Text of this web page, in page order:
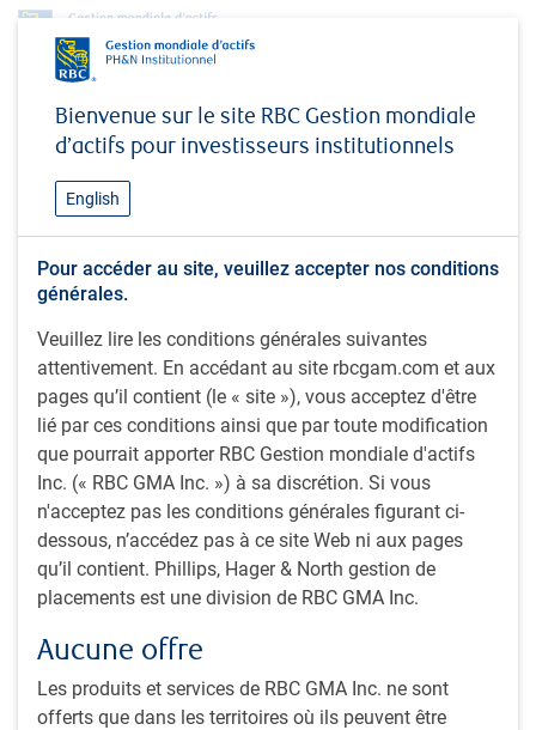
Bienvenue sur le site RBC Gestion mondiale
d’actifs pour investisseurs institutionnels
English
Pour accéder au site, veuillez accepter nos conditions
générales.
Veuillez lire les conditions générales suivantes
attentivement. En accédant au site rbcgam.com et aux
pages qu’il contient (le « site »), vous acceptez d'être
lié par ces conditions ainsi que par toute modification
que pourrait apporter RBC Gestion mondiale d'actifs
Inc. (« RBC GMA Inc. ») à sa discrétion. Si vous
n'acceptez pas les conditions générales figurant ci-
dessous, n’accédez pas à ce site Web ni aux pages
qu’il contient. Phillips, Hager & North gestion de
placements est une division de RBC GMA Inc.
Aucune offre
Les produits et services de RBC GMA Inc. ne sont
offerts que dans les territoires où ils peuvent être
Titres canadiens à revenu fixe
Titres canadiens à revenu fixe de base
Titres canadiens à revenu
fixe de base
Nos stratégies de titres canadiens à revenu fixe de base
visent à offrir des rendements en revenu relativement
élevés et une stabilité du capital en investissant dans des
instruments canadiens à revenu fixe de base et des titres
non compris dans la référence (p. ex., créances
hypothécaires et obligations à rendement élevé). Ces
stratégies sont gérées activement, notamment à l’aide de
stratégies sous-jacentes axées sur les taux d’intérêt, le
crédit et la liquidité, et leur duration est de +/- un an par
rapport à celle de la référence. Nos stratégies de titres
canadiens à revenu fixe de base sont gérées en fonction
d’indices d’obligations universelles, à court terme et à long